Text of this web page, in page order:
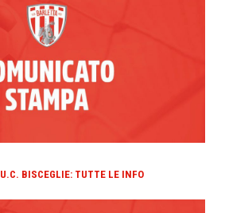
BISCEGLIE: TUTTE LE INFO